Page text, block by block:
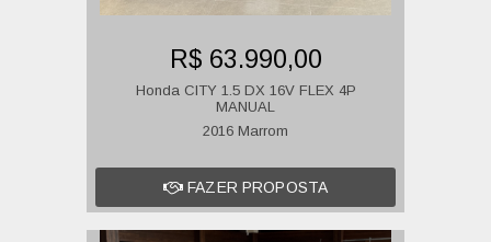
R$ 63.990,00
Honda CITY 1.5 DX 16V FLEX 4P
MANUAL
2016 Marrom
FAZER PROPOSTA